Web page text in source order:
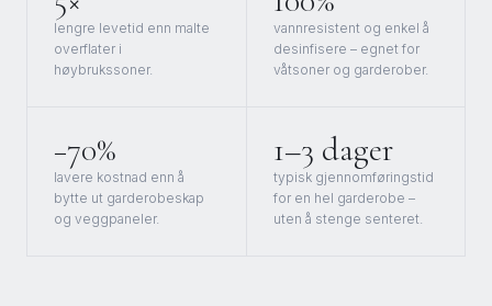
lengre levetid enn malte
overflater i
høybrukssoner.
vannresistent og enkel å
desinfisere – egnet for
våtsoner og garderober.
−70%
lavere kostnad enn å
bytte ut garderobeskap
og veggpaneler.
1–3 dager
typisk gjennomføringstid
for en hel garderobe –
uten å stenge senteret.